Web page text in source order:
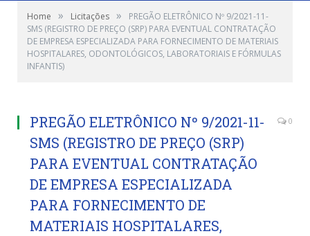
Home » Licitações »
PREGÃO ELETRÔNICO Nº 9/2021-11-
SMS (REGISTRO DE PREÇO (SRP) PARA EVENTUAL CONTRATAÇÃO
DE EMPRESA ESPECIALIZADA PARA FORNECIMENTO DE MATERIAIS
HOSPITALARES, ODONTOLÓGICOS, LABORATORIAIS E FÓRMULAS
INFANTIS)
PREGÃO ELETRÔNICO Nº 9/2021-11-
SMS (REGISTRO DE PREÇO (SRP)
PARA EVENTUAL CONTRATAÇÃO
DE EMPRESA ESPECIALIZADA
PARA FORNECIMENTO DE
MATERIAIS HOSPITALARES,
0